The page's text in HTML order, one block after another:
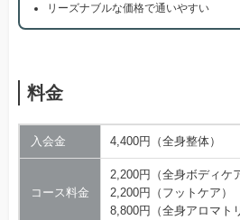
リーズナブルな価格で通いやすい
料金
入会金 4,400円（全身整体）
コース料金
2,200円（全身ボディケ
2,200円（フットケア）
8,800円（全身アロマト